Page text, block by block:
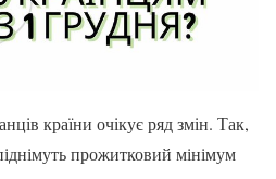
країни очікує ряд змін. Так,
прожитковий мінімум